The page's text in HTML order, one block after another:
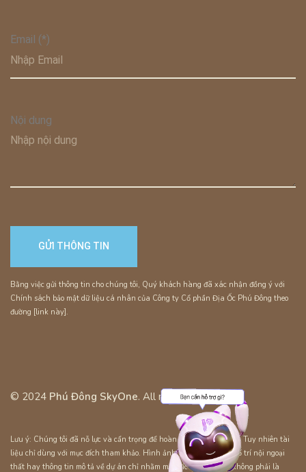
Email (*)
Nội dung
Bằng việc gửi thông tin cho chúng tôi, Quý khách hàng đã xác nhận đồng ý với
Chính sách bảo mật dữ liệu cá nhân của Công ty Cổ phần Địa Ốc Phú Đông theo
đường [link này].
© 2024 Phú Đông SkyOne. All rights reserved.
Lưu ý: Chúng tôi đã nỗ lực và cẩn trọng để hoàn thiện tài liệu này. Tuy nhiên tài
liệu chỉ dùng với mục đích tham khảo. Hình ảnh, sơ đồ kỹ thuật, bố trí nội ngoại
thất hay thông tin mô tả về dự án chỉ nhằm mục đích minh họa, không phải là